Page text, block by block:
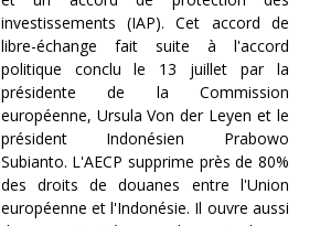
investissements (IAP). Cet accord de
libre-échange fait suite à l'accord
politique conclu le 13 juillet par la
présidente de la Commission
européenne, Ursula Von der Leyen et le
président Indonésien Prabowo
Subianto. L'AECP supprime près de 80%
des droits de douanes entre l'Union
européenne et l'Indonésie. Il ouvre aussi